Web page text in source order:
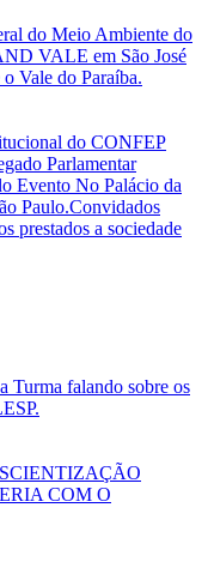
do Meio Ambiente do
VALE em São José
Vale do Paraíba.
do CONFEP
Parlamentar
Evento No Palácio da
Paulo.Convidados
prestados a sociedade
Turma falando sobre os
COM O